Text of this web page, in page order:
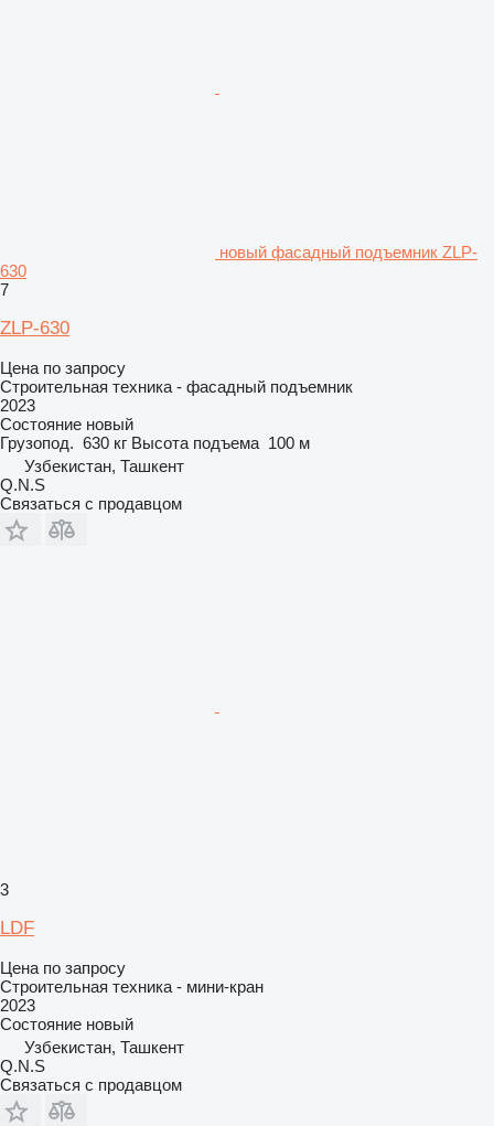
новый фасадный подъемник ZLP-
630
7
ZLP-630
Цена по запросу
Строительная техника - фасадный подъемник
2023
Состояние новый
Грузопод. 630 кг Высота подъема 100 м
Узбекистан, Ташкент
Q.N.S
Связаться с продавцом
3
LDF
Цена по запросу
Строительная техника - мини-кран
2023
Состояние новый
Узбекистан, Ташкент
Q.N.S
Связаться с продавцом